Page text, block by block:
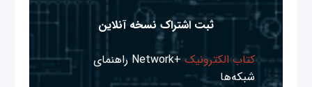
ثبت اشتراک نسخه آنلاین
کتاب الکترونیک
+Network راهنمای
شبکه‌ها